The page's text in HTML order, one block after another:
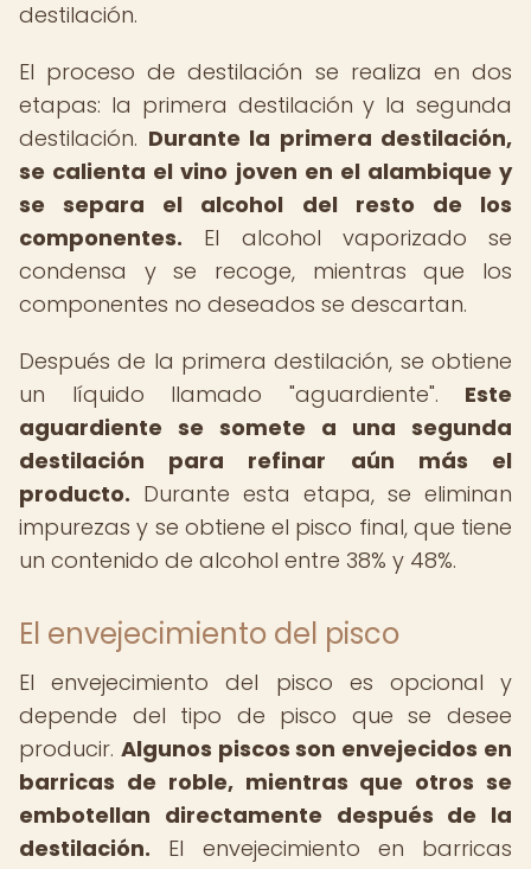
destilación.
El proceso de destilación se realiza en dos
etapas: la primera destilación y la segunda
destilación. Durante la primera destilación,
se calienta el vino joven en el alambique y
se separa el alcohol del resto de los
componentes. El alcohol vaporizado se
condensa y se recoge, mientras que los
componentes no deseados se descartan.
Después de la primera destilación, se obtiene
un líquido llamado "aguardiente". Este
aguardiente se somete a una segunda
destilación para refinar aún más el
producto. Durante esta etapa, se eliminan
impurezas y se obtiene el pisco final, que tiene
un contenido de alcohol entre 38% y 48%.
El envejecimiento del pisco
El envejecimiento del pisco es opcional y
depende del tipo de pisco que se desee
producir. Algunos piscos son envejecidos en
barricas de roble, mientras que otros se
embotellan directamente después de la
destilación. El envejecimiento en barricas